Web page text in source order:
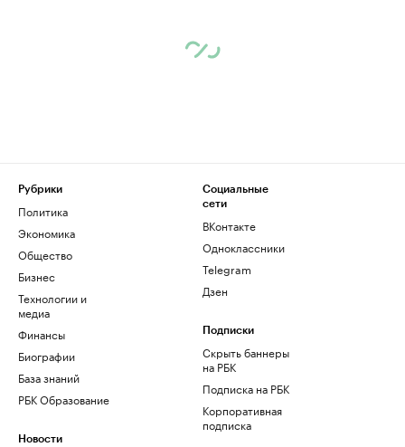
Рубрики
Политика
Экономика
Общество
Бизнес
Технологии и
медиа
Финансы
Биографии
База знаний
РБК Образование
Новости
Социальные
сети
ВКонтакте
Одноклассники
Telegram
Дзен
Подписки
Скрыть баннеры
на РБК
Подписка на РБК
Корпоративная
подписка